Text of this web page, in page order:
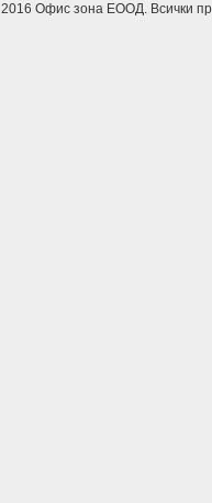
2016 Офис зона ЕООД. Всички